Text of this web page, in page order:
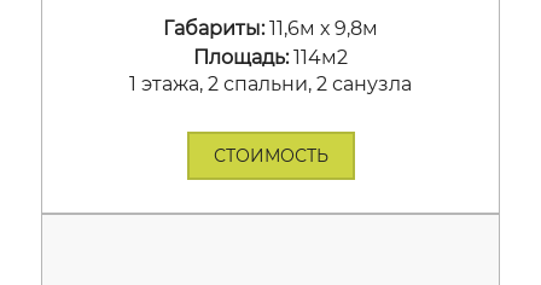
Габариты:11,6м х 9,8м
Площадь:114м2
1 этажа, 2 спальни, 2 санузла
СТОИМОСТЬ